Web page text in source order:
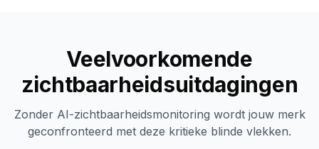
Veelvoorkomende
zichtbaarheidsuitdagingen
Zonder AI-zichtbaarheidsmonitoring wordt jouw merk
geconfronteerd met deze kritieke blinde vlekken.